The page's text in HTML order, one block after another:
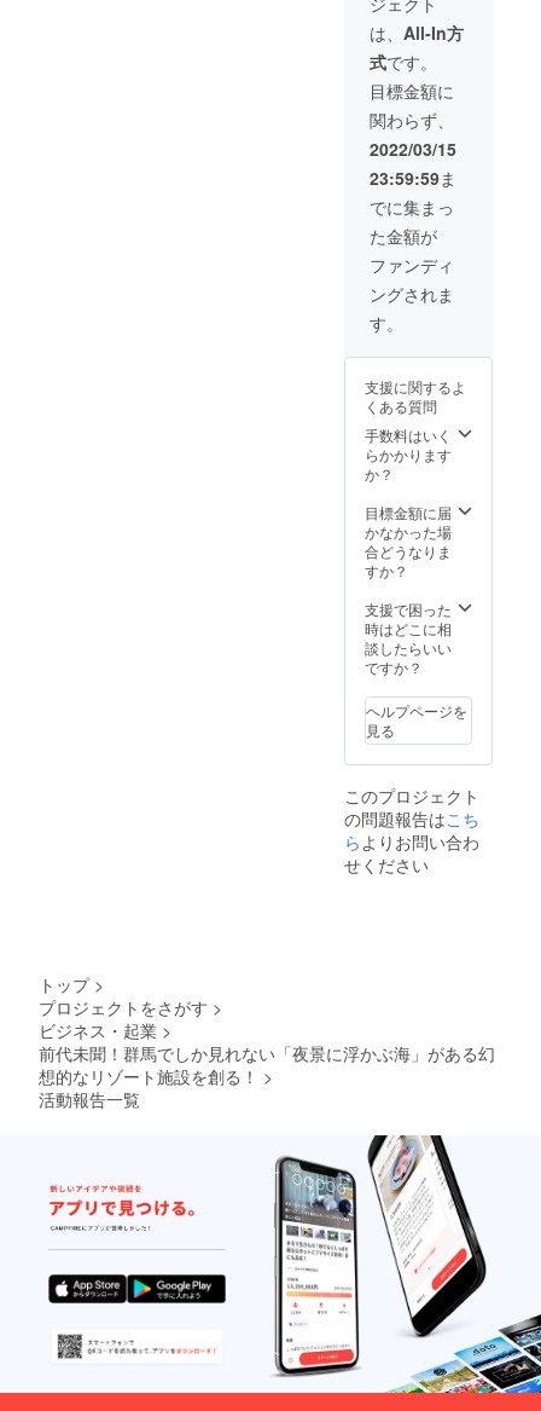
は「前
日18時
以降の
キャン
セル・
ノー
ショー
：
100％」
とさせ
ていた
だきま
す。 ※
ハイ
シーズ
ン
5/1-
5/7、
8/1-31)
は利用
不可。
月頃よ
りご購
入者先
行予約
の受付
を開始
させて
いただ
きます
（先着
順）。
※ご予約
時の
キャン
セリポ
リシー
以降の
キャン
セル・
ノー
ショー
：
ていた
だきま
す。 ※
ン
(12/24-
1/10、
5/1-
8/1-
31)、
金・
土・祝
利用不
可。
んだん
に使っ
た夕
食、朝
食付
き。お
飲み物
飲み放
題。温
泉入り
放題で
す。 ロ
ゴ入り
モバイ
ルバッ
テリー
ンシェ
ルジュ
(バト
ラー)付
き。 ※
利用期
年4月か
ら2023
年3月31
りま
す。 ※
ご予約
は21年3
り受付
を開始
させて
いただ
（先着
順）。
※ご予約
時の
キャン
ショー
ていた
だきま
す。 ※
ハイ
シーズ
ン
(12/24-
1/10、
5/1-
5/7、
8/1-
31)、利
用不
可。
ングリ
ゾート
１泊２
日 貸
切宿泊
チケッ
ト＋に
加え、
当施設
内のよ
く見え
る位置
に【企
業名ま
たはお
名前】
す。 貸
切チ
ケット
＋は、
施設内
を全て
ご宿泊
いただ
けま
まで宿
泊可
能。
（通常
格：通
910000
円〜）
名まで
宿泊可
能。 ★
平日だ
けでな
材をふ
食、朝
食付
き。お
飲み物
飲み放
題。温
泉入り
放題で
す。 ロ
ゴ入り
モバイ
ルバッ
テリー
付き。
バイル
バッテ
リー ●
お礼の
メール
グラン
ドオー
プン後
にご宿
泊いた
だける
「リ
ゾート
宿泊」
チケッ
ト（通
名
円〜）
です。
地元の
素材を
ふんだ
使った
夕食、
朝食付
き。お
飲み放
題。温
泉入り
放題で
ゴ入り
モバイ
ルバッ
テリー
専属コ
ンシェ
ルジュ
(バト
ラー)付
す。 ※
ご予約
を開始
させて
いただ
きます
（先着
順）。
※ご予約
時の
キャン
セリポ
リシー
は「前
日18時
以降の
は、 All-In方
式です。
目標金額に
関わらず、
2022/03/15
23:59:59ま
でに集まっ
た金額が
ファンディ
ングされま
す。
支援に関するよ
くある質問
手数料はいく
らかかります
か？
目標金額に届
かなかった場
合どうなりま
すか？
支援で困った
時はどこに相
談したらいい
ですか？
ヘルプページを
見る
このプロジェクト
の問題報告はこち
ら よりお問い合わ
せください
トップ >
プロジェクトをさがす >
ビジネス・起業 >
前代未聞！群馬でしか見れない「夜景に浮かぶ海」がある幻
想的なリゾート施設を創る！ >
活動報告一覧